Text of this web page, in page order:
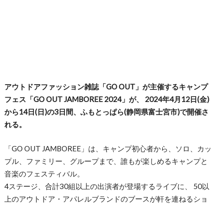
アウトドアファッション雑誌「GO OUT」が主催するキャンプ
フェス「GO OUT JAMBOREE 2024」が、 2024年4月12日(金)
から14日(日)の3日間、ふもとっぱら(静岡県富士宮市)で開催さ
れる。
「GO OUT JAMBOREE」は、キャンプ初心者から、ソロ、カッ
プル、ファミリー、グループまで、誰もが楽しめるキャンプと
音楽のフェスティバル。
4ステージ、合計30組以上の出演者が登場するライブに、 50以
上のアウトドア・アパレルブランドのブースが軒を連ねるショ